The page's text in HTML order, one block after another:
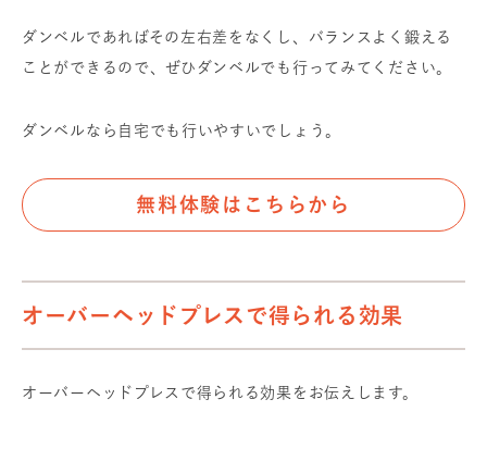
ダンベルであればその左右差をなくし、バランスよく鍛える
ことができるので、ぜひダンベルでも行ってみてください。
ダンベルなら自宅でも行いやすいでしょう。
無料体験はこちらから
オーバーヘッドプレスで得られる効果
オーバーヘッドプレスで得られる効果をお伝えします。